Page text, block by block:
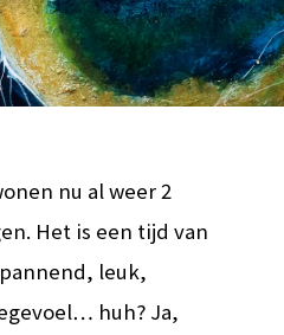
nu al weer 2
Het is een tijd van
leuk,
huh? Ja,